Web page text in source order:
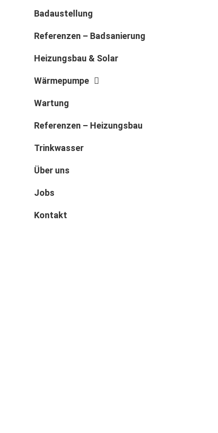
Badaustellung
Referenzen – Badsanierung
Heizungsbau & Solar
Wärmepumpe
Wartung
Referenzen – Heizungsbau
Trinkwasser
Über uns
Jobs
Kontakt